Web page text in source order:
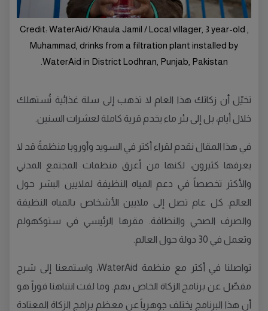
Credit: WaterAid/ Khaula Jamil / Local villager, 3 year-old ,
Muhammad, drinks from a filtration plant installed by
WaterAid in District Lodhran, Punjab, Pakistan.
تخيّل أن زكاتك هذا العام لا تذهب إلى سلة غذائية تُستهلك
خلال أيام، بل إلى بئر ماء يخدم قرية كاملة لعشرات السنين.
في هذا المقال نقدم لقراء أكتر في السويد وأوروبا منظمةً قد لا
يعرفها كثيرون، لكنها من أعرق منظمات المجتمع المدني
والأكثر تخصصاً في دعم المياه النظيفة لملايين البشر حول
العالم. كل عام تصل إلى ملايين الأشخاص بالمياه النظيفة
والصرف الصحي والنظافة. مقرها الرئيسي في ستوكهولم
وتعمل في 30 دولة حول العالم.
تواصلنا في أكتر مع منظمة WaterAid، واستمعنا إلى شرح
مفصّل عن برنامج الزكاة الخاص بهم. وما لفت انتباهنا فوراً هو
أن هذا البرنامج يختلف جوهرياً عن معظم برامج الزكاة المعتادة